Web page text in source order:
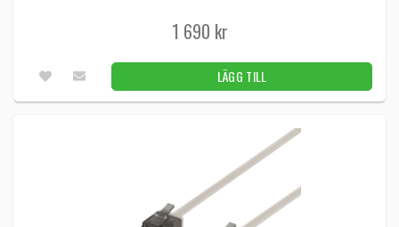
1 690 kr
LÄGG TILL